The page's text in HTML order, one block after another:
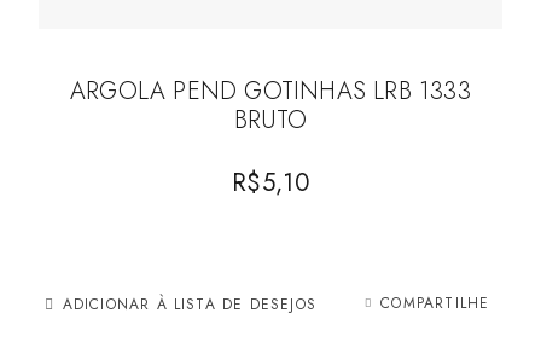
ARGOLA PEND GOTINHAS LRB 1333
BRUTO
R$5,10
ADICIONAR À LISTA DE DESEJOS COMPARTILHE